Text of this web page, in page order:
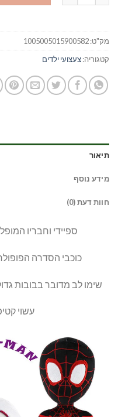
מק"ט:1005005015900582
קטגוריה:צעצועי ילדים
תיאור
מידע נוסף
חוות דעת (0)
ספיידי וחבריו
כוכבי הסדרה
שימו לב מדובר בבובות גדולות,
עשוי